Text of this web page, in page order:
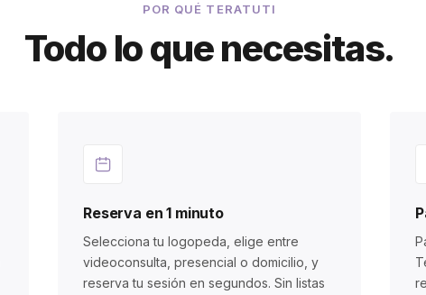
POR QUÉ TERATUTI
Todo lo que necesitas.
Reserva en 1 minuto
Selecciona tu logopeda, elige entre
videoconsulta, presencial o domicilio, y
reserva tu sesión en segundos. Sin listas